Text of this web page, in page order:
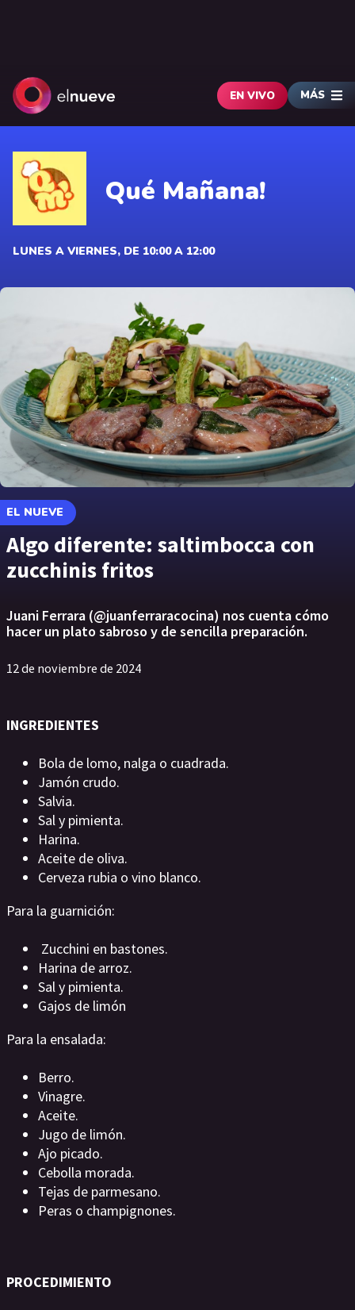
EN VIVO MÁS
Qué Mañana!
LUNES A VIERNES, DE 10:00 A 12:00
EL NUEVE
Algo diferente: saltimbocca con
zucchinis fritos
Juani Ferrara (@juanferraracocina) nos cuenta cómo
hacer un plato sabroso y de sencilla preparación.
12 de noviembre de 2024
INGREDIENTES
Bola de lomo, nalga o cuadrada.
Jamón crudo.
Salvia.
Sal y pimienta.
Harina.
Aceite de oliva.
Cerveza rubia o vino blanco.
Para la guarnición:
Zucchini en bastones.
Harina de arroz.
Sal y pimienta.
Gajos de limón
Para la ensalada:
Berro.
Vinagre.
Aceite.
Jugo de limón.
Ajo picado.
Cebolla morada.
Tejas de parmesano.
Peras o champignones.
PROCEDIMIENTO